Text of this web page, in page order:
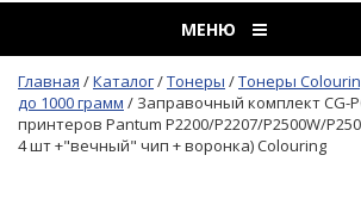
МЕНЮ
Главная /Каталог/Тонеры /Тонеры
до 1000 грамм / Заправочный комплект CG-
принтеров Pantum P2200/P2207/P2500W/
4 шт +"вечный" чип + воронка) Colouring